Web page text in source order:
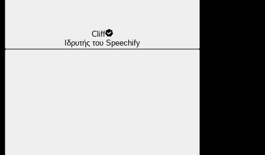
Cliff
Ιδρυτής του Speechify